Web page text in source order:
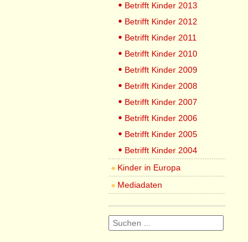
Betrifft Kinder 2013
Betrifft Kinder 2012
Betrifft Kinder 2011
Betrifft Kinder 2010
Betrifft Kinder 2009
Betrifft Kinder 2008
Betrifft Kinder 2007
Betrifft Kinder 2006
Betrifft Kinder 2005
Betrifft Kinder 2004
Kinder in Europa
Mediadaten